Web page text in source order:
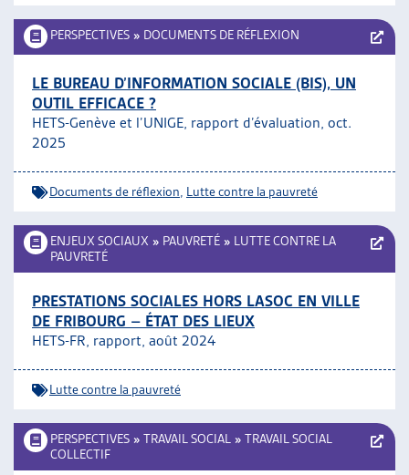
JOURNÉES D’AUTOMNE
PERSPECTIVES » DOCUMENTS DE RÉFLEXION
LE BUREAU D’INFORMATION SOCIALE (BIS), UN
OUTIL EFFICACE ?
HETS-Genève et l’UNIGE, rapport d’évaluation, oct.
2025
Documents de réflexion Lutte contre la pauvreté
ENJEUX SOCIAUX » PAUVRETÉ » LUTTE CONTRE LA
PAUVRETÉ
PRESTATIONS SOCIALES HORS LASOC EN VILLE
DE FRIBOURG – ÉTAT DES LIEUX
HETS-FR, rapport, août 2024
Lutte contre la pauvreté
PERSPECTIVES » TRAVAIL SOCIAL » TRAVAIL SOCIAL
COLLECTIF